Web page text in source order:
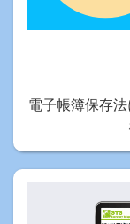
電子帳簿保存